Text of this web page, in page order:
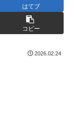
はてブ
コピー
2026.02.24